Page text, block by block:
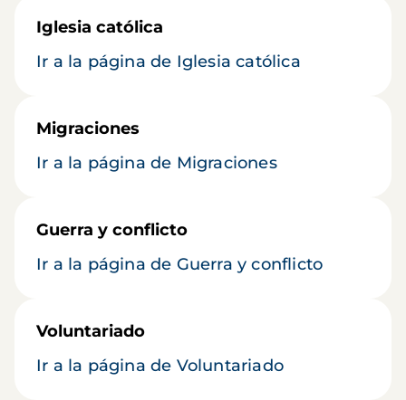
Iglesia católica
Ir a la página de Iglesia católica
Migraciones
Ir a la página de Migraciones
Guerra y conflicto
Ir a la página de Guerra y conflicto
Voluntariado
Ir a la página de Voluntariado